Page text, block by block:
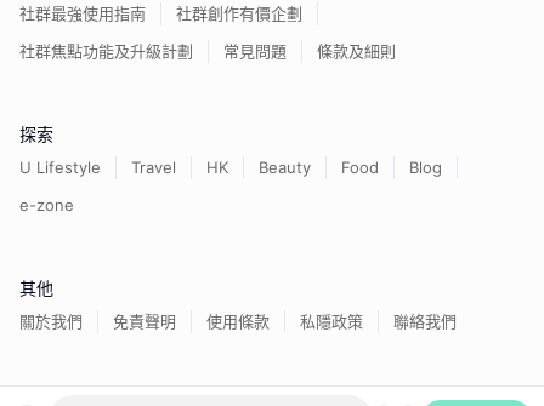
社群最強使用指南
社群創作有價企劃
社群焦點功能及升級計劃
常見問題 條款及細則
探索
U Lifestyle Travel HK Beauty Food
Blog
e-zone
其他
關於我們 免責聲明 使用條款 私隱政策 聯絡我們